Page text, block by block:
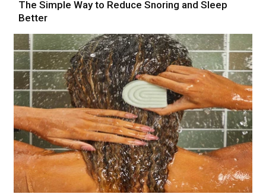
The Simple Way to Reduce Snoring and Sleep
Better